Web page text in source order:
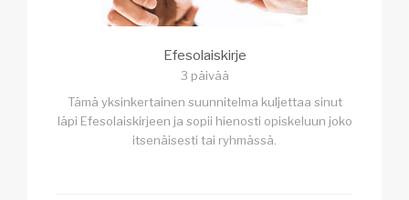
Efesolaiskirje
3 päivää
Tämä yksinkertainen suunnitelma kuljettaa sinut
läpi Efesolaiskirjeen ja sopii hienosti opiskeluun joko
itsenäisesti tai ryhmässä.